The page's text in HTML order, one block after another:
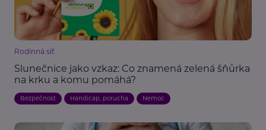
Rodinná síť
Slunečnice jako vzkaz: Co znamená zelená šňůrka
na krku a komu pomáhá?
Bezpečnost Handicap, porucha Nemoc